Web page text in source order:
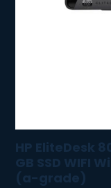
HP EliteDesk
GB SSD WIFI
(a-grade)